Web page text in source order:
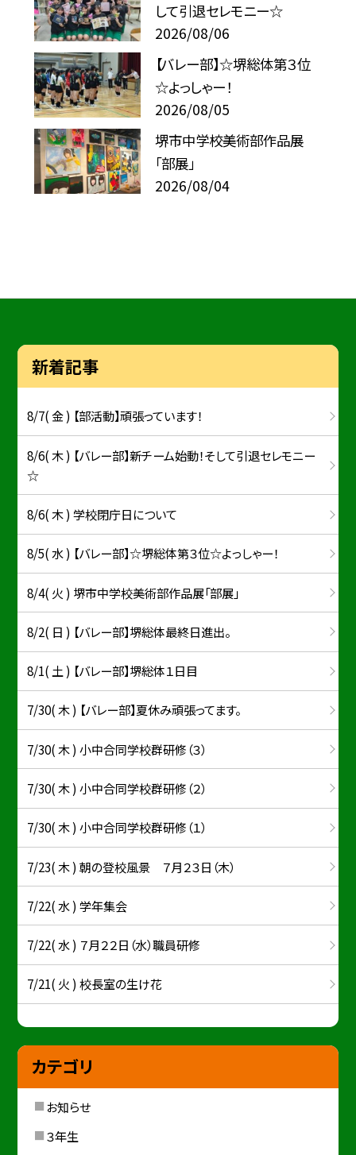
して引退セレモニー☆
2026/08/06
【バレー部】☆堺総体第３位
☆よっしゃー！
2026/08/05
堺市中学校美術部作品展
「部展」
2026/08/04
新着記事
8/7( 金 ) 【部活動】頑張っています！
8/6( 木 ) 【バレー部】新チーム始動！そして引退セレモニー
☆
8/6( 木 ) 学校閉庁日について
8/5( 水 ) 【バレー部】☆堺総体第３位☆よっしゃー！
8/4( 火 ) 堺市中学校美術部作品展「部展」
8/2( 日 ) 【バレー部】堺総体最終日進出。
8/1( 土 ) 【バレー部】堺総体１日目
7/30( 木 ) 【バレー部】夏休み頑張ってます。
7/30( 木 ) 小中合同学校群研修（３）
7/30( 木 ) 小中合同学校群研修（２）
7/30( 木 ) 小中合同学校群研修（１）
7/23( 木 ) 朝の登校風景 ７月２３日（木）
7/22( 水 ) 学年集会
7/22( 水 ) ７月２２日（水）職員研修
7/21( 火 ) 校長室の生け花
カテゴリ
お知らせ
３年生